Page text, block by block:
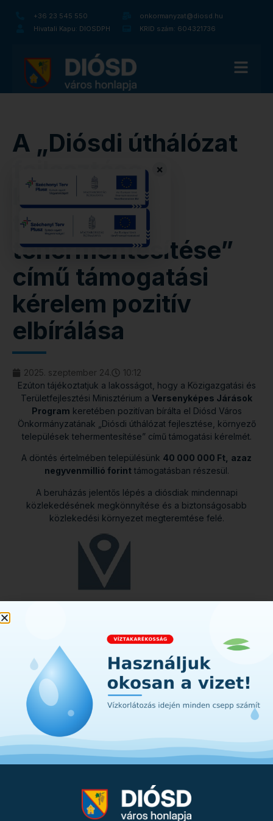
×
+36 23 545 550
onkormanyzat@diosd.hu
Hivatali Kapu: DIOSDPH
KRID szám: 604321736
A „Diósdi úthálózat
fejlesztése,
környező
települések
tehermentesítése”
című támogatási
kérelem pozitív
elbírálása
2025. szeptember 24.
10:12
Ezúton tájékoztatjuk a lakosságot, hogy a Közigazgatási és
Területfejlesztési Minisztérium a Versenyképes Járások
Program keretében pozitívan bírálta el Diósd Város
Önkormányzatának „Diósdi úthálózat fejlesztése, környező
települések tehermentesítése” című támogatási kérelmét.
A döntés értelmében településünk 40 000 000 Ft, azaz
negyvenmillió forinttámogatásban részesül.
A beruházás jelentős lépés a diósdiak mindennapi
közlekedésének megkönnyítése és a biztonságosabb
közlekedési környezet megteremtése felé.
Kérdése van?
Vegye fel velünk a kapcsolatot!
+36 23 545 550